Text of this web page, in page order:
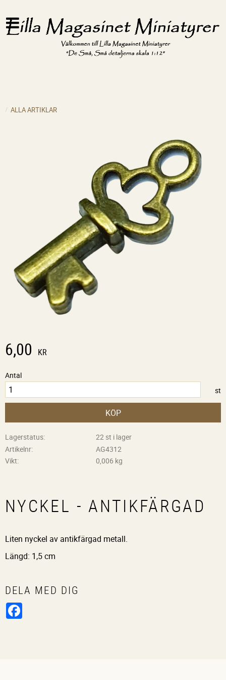
ALLA ARTIKLAR
6,00 KR
Antal
st
KÖP
Lagerstatus
22 st i lager
Artikelnr
AG4312
Vikt
0,006 kg
NYCKEL - ANTIKFÄRGAD
Liten nyckel av antikfärgad metall.
Längd: 1,5 cm
DELA MED DIG